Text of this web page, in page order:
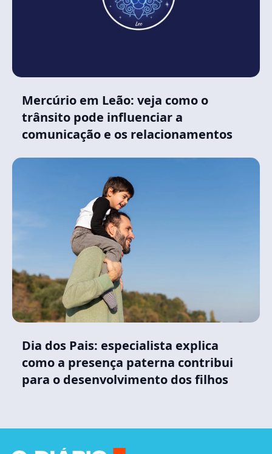
Mercúrio em Leão: veja como o
trânsito pode influenciar a
comunicação e os relacionamentos
Dia dos Pais: especialista explica
como a presença paterna contribui
para o desenvolvimento dos filhos